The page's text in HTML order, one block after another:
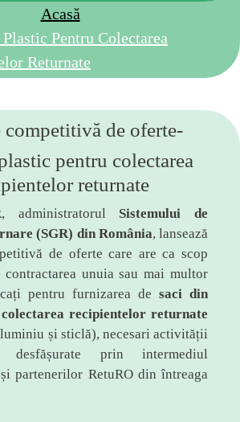
Acasă
Pentru Colectarea
Returnate
competitivă de oferte-
pentru colectarea
returnate
, administratorul Sistemului de
(SGR) din România, lansează
de oferte care are ca scop
unuia sau mai multor
pentru furnizarea de saci din
recipientelor returnate
și sticlă), necesari activității
desfășurate prin intermediul
partenerilor RetuRO din întreaga